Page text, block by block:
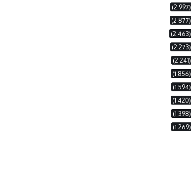
(2 997)
(2 877)
(2 463)
(2 273)
(2 241)
(1 856)
(1 594)
(1 420)
(1 398)
(1 269)